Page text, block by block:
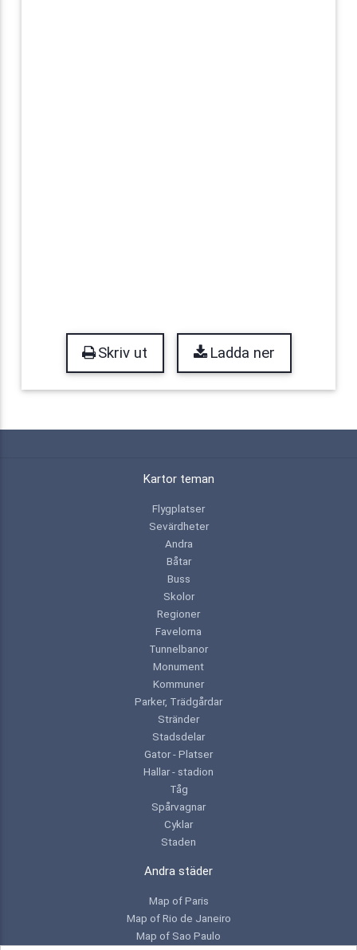
Skriv ut Ladda ner
Kartor teman
Flygplatser
Sevärdheter
Andra
Båtar
Buss
Skolor
Regioner
Favelorna
Tunnelbanor
Monument
Kommuner
Parker, Trädgårdar
Stränder
Stadsdelar
Gator - Platser
Hallar - stadion
Tåg
Spårvagnar
Cyklar
Staden
Andra städer
Map of Paris
Map of Rio de Janeiro
Map of Sao Paulo